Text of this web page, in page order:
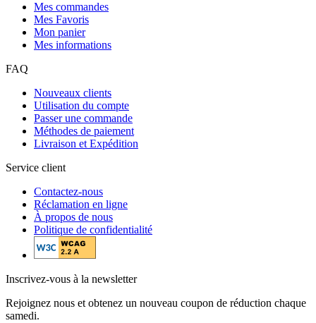
Mes commandes
Mes Favoris
Mon panier
Mes informations
FAQ
Nouveaux clients
Utilisation du compte
Passer une commande
Méthodes de paiement
Livraison et Expédition
Service client
Contactez-nous
Réclamation en ligne
À propos de nous
Politique de confidentialité
Inscrivez-vous à la newsletter
Rejoignez nous et obtenez un nouveau coupon de réduction chaque
samedi.